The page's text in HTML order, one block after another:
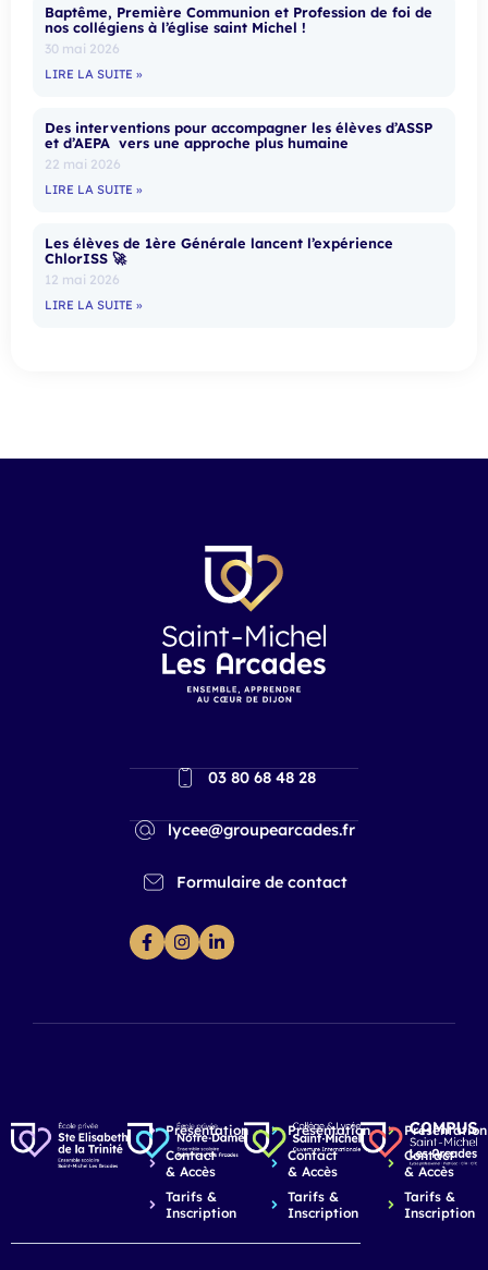
Baptême, Première Communion et Profession de foi de
nos collégiens à l’église saint Michel !
30 mai 2026
LIRE LA SUITE »
Des interventions pour accompagner les élèves d’ASSP
et d’AEPA vers une approche plus humaine
22 mai 2026
LIRE LA SUITE »
Les élèves de 1ère Générale lancent l’expérience
ChlorISS 🚀
12 mai 2026
LIRE LA SUITE »
03 80 68 48 28
lycee@groupearcades.fr
Formulaire de contact
Présentation
Contact
& Accès
Tarifs &
Inscription
Présentation
Contact
& Accès
Tarifs &
Inscription
Présentation
Contact
& Accès
Tarifs &
Inscription